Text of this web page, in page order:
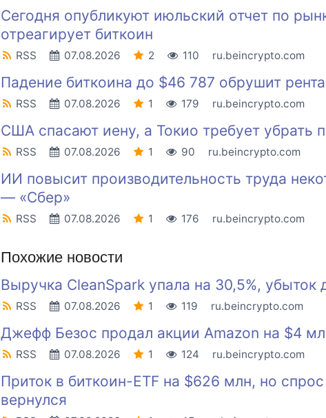
Сегодня опубликуют июльский отчет по
отреагирует биткоин
RSS 07.08.2026 2 110 ru.beincrypto.com
Падение биткоина до $46 787 обрушит
RSS 07.08.2026 1 179 ru.beincrypto.com
США спасают иену, а Токио требует убрать
RSS 07.08.2026 1 90 ru.beincrypto.com
ИИ повысит производительность труда
— «Сбер»
RSS 07.08.2026 1 176 ru.beincrypto.com
Похожие новости
Выручка CleanSpark упала на 30,5%, убыток
RSS 07.08.2026 1 119 ru.beincrypto.com
Джефф Безос продал акции Amazon на $4
RSS 07.08.2026 1 124 ru.beincrypto.com
Приток в биткоин-ETF на $626 млн, но
вернулся